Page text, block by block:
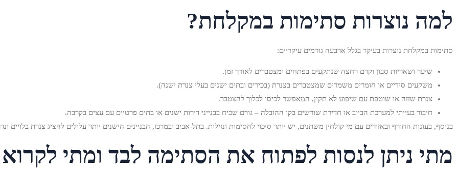
למה נוצרות סתימות במקלחת?
סתימות במקלחת נוצרות בעיקר בגלל ארבעה גורמים עיקריים:
שיער ושאריות סבון וקרם רחצה שנתקעים בפתחים ומצטברים לאורך זמן.
משקעים סידיים או חומרים משמרים שמצטברים בצנרת (בכירים ובתים ישנים בעלי צנרת ישנה).
צנרת שזזה או שוטפת עם שיפוע לא תקין, המאפשר לכיסי לכלוך להצטבר.
חיבור בעייתי למערכת הביוב או חדירת שורשים בקו ההובלה – גורם שכיח בבנייני דירות ישנים או בתים פרטיים עם עצים בקרבה.
בנוסף, בעונות החורף ובאזורים עם מי קולחין משתנים, יש יותר סיכוי לחסימות ונזילות. בתל‑אביב ובמרכז, הבניינים הישנים יותר עלולים להציג צנרת
מתי ניתן לנסות לפתוח את הסתימה לבד ומתי